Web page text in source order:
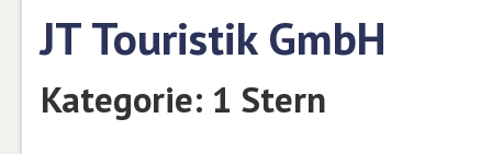
JT Touristik GmbH
Kategorie: 1 Stern